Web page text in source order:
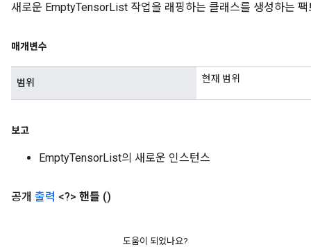
새로운 EmptyTensorList 작업을 래핑하는 클래스를 생성하는 팩
매개변수
범위 현재 범위
보고
EmptyTensorList의 새로운 인스턴스
공개 출력 <?> 핸들 ()
도움이 되었나요?